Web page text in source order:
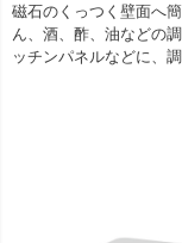
磁石のくっつく壁面へ
ん、酒、酢、油などの
ッチンパネルなどに、